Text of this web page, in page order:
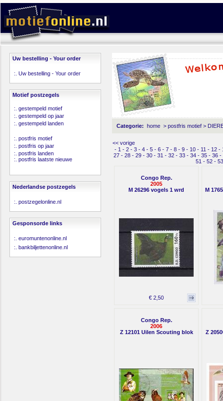
Uw bestelling - Your order
:. Uw bestelling - Your order
Motief postzegels
:. gestempeld motief
:. gestempeld op jaar
:. gestempeld landen
:. postfris motief
:. postfris op jaar
:. postfris landen
:. postfris laatste nieuwe
Nederlandse postzegels
:. postzegelonline.nl
Gesponsorde links
:. euromuntenonline.nl
:. bankbiljettenonline.nl
Categorie: home > postfris motief >
<< vorige
- 1 - 2- 3- 4- 5- 6- 7- 8- 9- 10- 11 - 12-
27- 28- 29- 30- 31 - 32- 33- 34- 35- 36-
51 - 52- 53
Congo Rep.
2005
M 26296 vogels 1 wrd
€ 2,50
M
Congo Rep.
2006
Z 12101 Uilen Scouting blok
Z